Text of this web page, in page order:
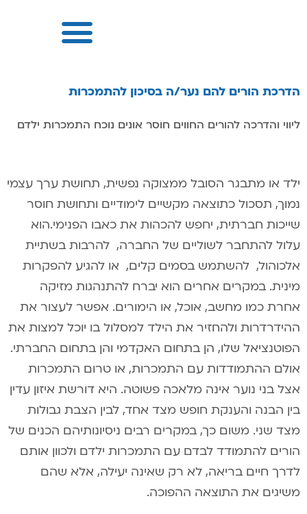
הדרכת הורים להם נער/ה בסיכון להתמכרות
ליווי והדרכה להורים החווים חוסר אונים נוכח התמכרות ילדם
ילד או מתבגר הסובל ממצוקה נפשית, תחושת ערך עצמי
נמוך, תסכול כתוצאה מקשיים לימודיים ותחושת חוסר
שייכות חברתית, יחפש להכהות את כאבו הפנימי.הוא
עלול להתחבר לשוליים של החברה, להרבות בשתיית
אלכוהול, להשתמש בסמים קלים, או להגיע להפקרות
מינית. במקרים אחרים הוא יברח להתנהגות מזיקה
אחרת כמו מחשב, אוכל, או הימורים. אפשר לעצור את
ההידרדרות ולהחזיר את הילד למסלול בו יוכל למצות את
הפוטנציאל שלו, הן בתחום האקדמי והן בתחום החברתי.
אולם ההתמודדות עם התמכרות, או טרום התמכרות
אצל בני נוער אינה מלאכה פשוטה. היא דורשת איזון עדין
בין הבנה והענקת חופש מצד אחד, לבין הצבת גבולות
מצד שני. משום כך, במקרים רבים ניסיונותיהם הכנים של
הורים להתמודד לבדם עם התמכרות ילדם ולכוון אותם
לדרך חיים בריאה, לא רק שאינה יעילה, אלא שהם
משיגים את התוצאה ההפוכה.